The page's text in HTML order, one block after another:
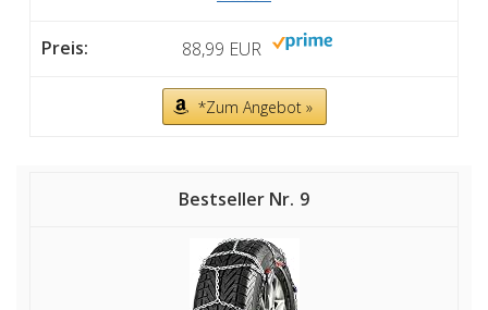
88,99 EUR
*Zum Angebot »
9